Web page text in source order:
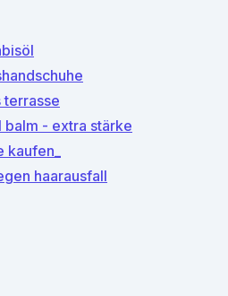
- extra stärke
kaufen_
haarausfall